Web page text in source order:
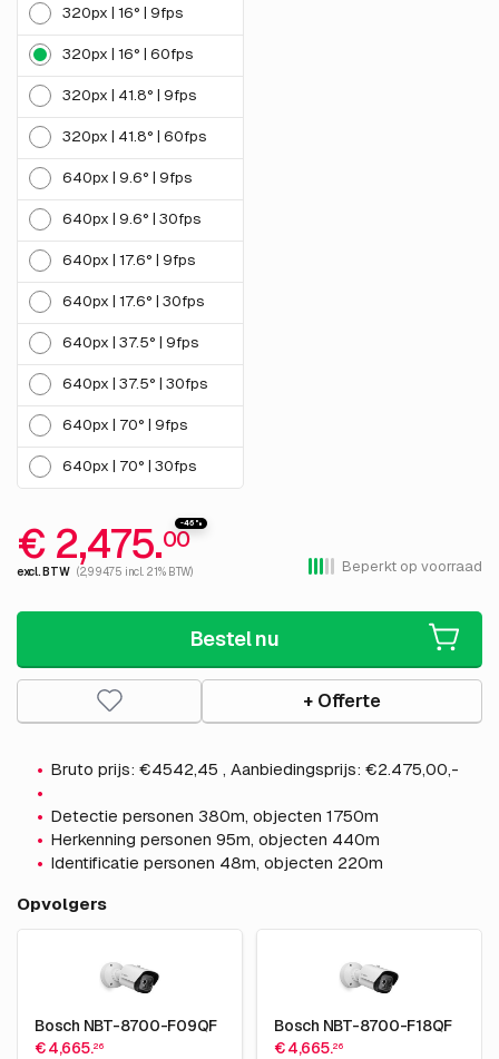
320px | 16° | 9fps
320px | 16° | 60fps
320px | 41.8° | 9fps
320px | 41.8° | 60fps
640px | 9.6° | 9fps
640px | 9.6° | 30fps
640px | 17.6° | 9fps
640px | 17.6° | 30fps
640px | 37.5° | 9fps
640px | 37.5° | 30fps
640px | 70° | 9fps
640px | 70° | 30fps
-46%
€ 2,475.00
excl. BTW (2,994.75 incl. 21% BTW) Beperkt op voorraad
Bestel nu
+ Offerte
Bruto prijs: €4542,45 , Aanbiedingsprijs: €2.475,00,-
Detectie personen 380m, objecten 1750m
Herkenning personen 95m, objecten 440m
Identificatie personen 48m, objecten 220m
Opvolgers
Bosch NBT-8700-F09QF
€ 4,665.26
Bosch NBT-8700-F18QF
€ 4,665.26